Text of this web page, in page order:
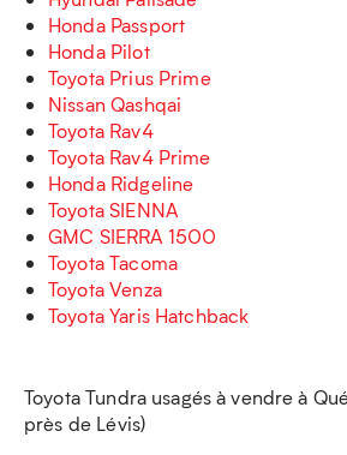
Honda Passport
Honda Pilot
Toyota Prius Prime
Nissan Qashqai
Toyota Rav4
Toyota Rav4 Prime
Honda Ridgeline
Toyota SIENNA
GMC SIERRA 1500
Toyota Tacoma
Toyota Venza
Toyota Yaris Hatchback
Toyota Tundra usagés à vendre à
près de Lévis)